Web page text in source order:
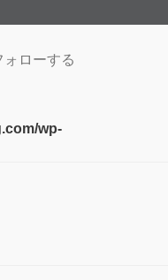
ォローする
wp-